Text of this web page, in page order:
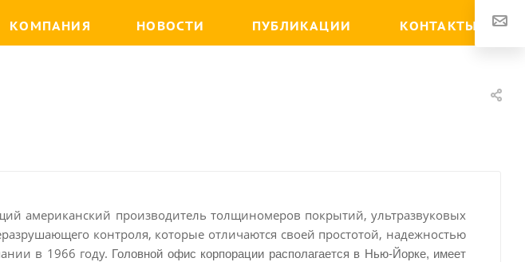
КОМПАНИЯ НОВОСТИ ПУБЛИКАЦИИ КОНТАКТЫ
американский производитель толщиномеров покрытий, ультразвуковых
контроля, которые отличаются своей простотой, надежностью
в 1966 году. Головной офис корпорации располагается в Нью-Йорке, имеет